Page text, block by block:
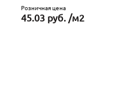
Розничная цена
45.03 руб. /м2